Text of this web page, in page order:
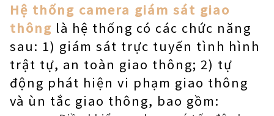
Hệ thống camera giám sát giao
thông là hệ thống có các chức năng
sau: 1) giám sát trực tuyến tình hình
trật tự, an toàn giao thông; 2) tự
động phát hiện vi phạm giao thông
và ùn tắc giao thông, bao gồm: